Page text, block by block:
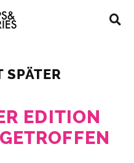
SPÄTER
EDITION